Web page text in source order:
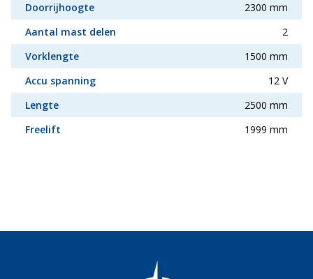
Doorrijhoogte
2300 mm
Aantal mast delen
2
Vorklengte
1500 mm
Accu spanning
12 V
Lengte
2500 mm
Freelift
1999 mm